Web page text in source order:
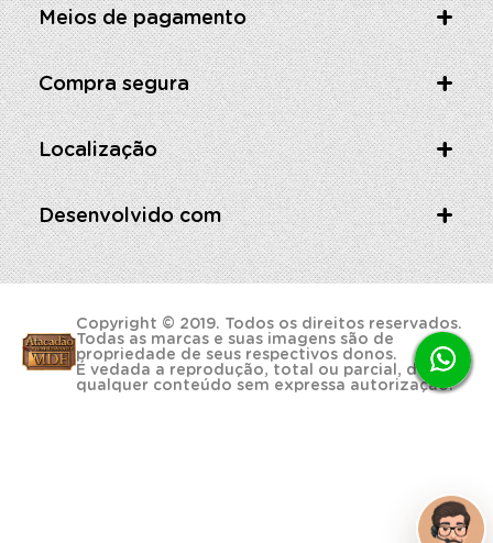
Meios de pagamento
Compra segura
Localização
Desenvolvido com
Copyright © 2019. Todos os direitos reservados.
Todas as marcas e suas imagens são de
propriedade de seus respectivos donos.
É vedada a reprodução, total ou parcial, de
qualquer conteúdo sem expressa autorização.